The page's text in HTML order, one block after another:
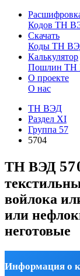
Кодов ТН
Скачать
Коды ТН
Калькулятор
Пошлин ТН
О проекте
О нас
ТН ВЭД
Раздел XI
Группа 57
5704
ТН ВЭД
войлока
или
неготовые
Информация о